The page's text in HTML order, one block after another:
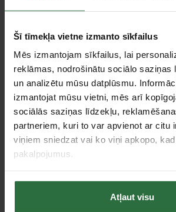
Šī tīmekļa vietne izmanto sīkfailus
Mēs izmantojam sīkfailus, lai
reklāmas, nodrošinātu sociālo saziņas
un analizētu mūsu datplūsmu.
izmantojat mūsu vietni, mēs arī
sociālās saziņas līdzekļu,
partneriem, kuri to var apvienot ar citu
viņiem sniedzat vai ko viņi apkopo,
pakalpojumus.
Atļaut visu
Piederumi
Elektronikas kontaktu